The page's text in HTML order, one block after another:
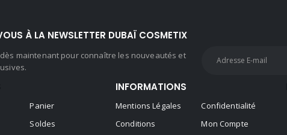
À LA NEWSLETTER DUBAÏ COSMETIX
maintenant pour connaître les nouveautés et
Panier
Soldes
INFORMATIONS
Mentions Légales
Conditions
Confidentialité
Mon Compte